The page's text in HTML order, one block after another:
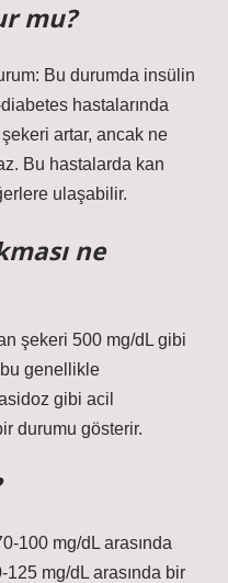
mu?
Bu durumda insülin
hastalarında
artar, ancak ne
Bu hastalarda kan
ulaşabilir.
ne
şekeri 500 mg/dL gibi
genellikle
gibi acil
durumu gösterir.
100 mg/dL arasında
125 mg/dL arasında bir